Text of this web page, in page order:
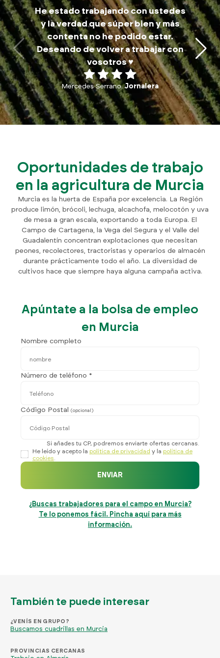
He estado trabajando con ustedes
y la verdad que súper bien y más
contenta no he podido estar.
Deseando de volver a trabajar con
vosotros ♥️
Mercedes Serrano.Jornalera
Oportunidades de trabajo
en la agricultura de Murcia
Murcia es la huerta de España por excelencia. La Región
produce limón, brócoli, lechuga, alcachofa, melocotón y uva
de mesa a gran escala, exportando a toda Europa. El
Campo de Cartagena, la Vega del Segura y el Valle del
Guadalentín concentran explotaciones que necesitan
peones, recolectores, tractoristas y operarios de almacén
durante prácticamente todo el año. La diversidad de
cultivos hace que siempre haya alguna campaña activa.
Apúntate a la bolsa de empleo
en Murcia
Nombre completo
Número de teléfono *
Código Postal (opcional)
Si añades tu CP, podremos enviarte ofertas cercanas.
He leído y acepto la política de privacidad y la política de
cookies
ENVIAR
¿Buscas trabajadores para el campo en Murcia?
Te lo ponemos fácil. Pincha aquí para más
información.
También te puede interesar
¿VENÍS EN GRUPO?
Buscamos cuadrillas en Murcia
PROVINCIAS CERCANAS